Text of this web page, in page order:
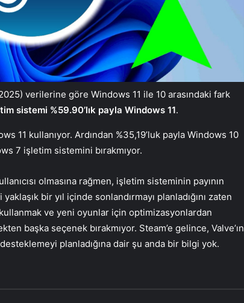
verilerine göre Windows 11 ile 10 arasındaki fark
sistemi %59.90’lık payla Windows 11.
11 kullanıyor. Ardından %35,19’luk payla Windows 10
7 işletim sistemini bırakmıyor.
olmasına rağmen, işletim sisteminin payının
bir yıl içinde sonlandırmayı planladığını zaten
ve yeni oyunlar için optimizasyonlardan
başka seçenek bırakmıyor. Steam’e gelince, Valve’ın
planladığına dair şu anda bir bilgi yok.